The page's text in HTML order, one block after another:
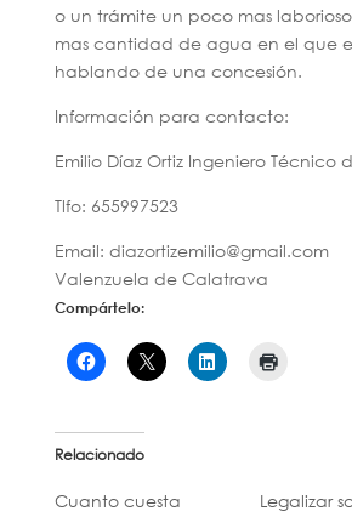
o un trámite un poco mas laborioso
mas cantidad de agua en el que
hablando de una concesión.
Información para contacto:
Emilio Díaz Ortiz Ingeniero Técnico
Tlfo: 655997523
Email: diazortizemilio@gmail.com
Valenzuela de Calatrava
Compártelo:
Relacionado
Cuanto cuesta
Legalizar